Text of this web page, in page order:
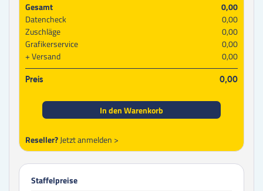
Gesamt
0,00
Datencheck
0,00
Zuschläge
0,00
Grafikerservice
0,00
Versand
0,00
Preis 0,00
In den Warenkorb
Reseller?Jetzt anmelden >
Staffelpreise